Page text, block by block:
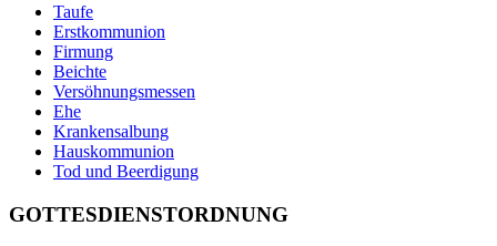
Taufe
Erstkommunion
Firmung
Beichte
Versöhnungsmessen
Ehe
Krankensalbung
Hauskommunion
Tod und Beerdigung
GOTTESDIENSTORDNUNG